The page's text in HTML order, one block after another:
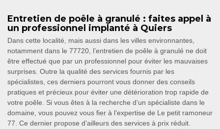
Entretien de poêle à granulé : faites appel à
un professionnel implanté à Quiers
Dans cette localité, mais aussi dans les villes environnantes,
notamment dans le 77720, l’entretien de poêle à granulé ne doit
être effectué que par un professionnel pour éviter les mauvaises
surprises. Outre la qualité des services fournis par les
spécialistes, ces derniers pourront vous donner des conseils
pratiques et précieux pour éviter une détérioration trop rapide de
votre poêle. Si vous êtes à la recherche d’un spécialiste dans le
domaine, vous pouvez vous fier à l’expertise de Le petit ramoneur
77. Ce dernier propose d’ailleurs des services à prix réduit.